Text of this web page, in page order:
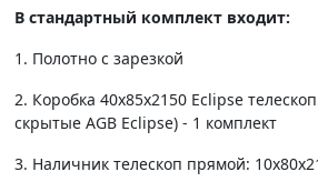
В стандартный комплект входит:
1. Полотно c зарезкой
2. Коробка 40х85х2150 Eclipse
скрытые AGB Eclipse) - 1 комплект
3. Наличник телескоп прямой: